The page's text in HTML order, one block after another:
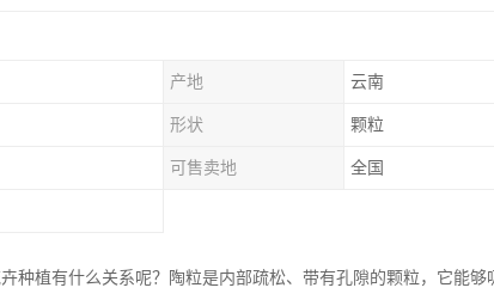
产地 云南
形状 颗粒
可售卖地 全国
种植有什么关系呢？陶粒是内部疏松、带有孔隙的颗粒，它能够